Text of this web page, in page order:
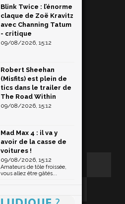
Blink Twice : l’énorme
claque de Zoë Kravitz
avec Channing Tatum
- critique
09/08/2026, 15:12
Robert Sheehan
(Misfits) est plein de
tics dans le trailer de
The Road Within
09/08/2026, 15:12
Mad Max 4 : il va y
avoir de la casse de
voitures !
09/08/2026, 15:12
Amateurs de tôle froissée,
vous allez être gâtés...